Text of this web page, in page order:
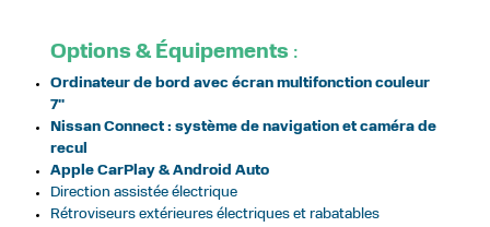
Options & Équipements :
Ordinateur de bord avec écran multifonction couleur
7"
Nissan Connect : système de navigation et caméra de
recul
Apple CarPlay & Android Auto
Direction assistée électrique
Rétroviseurs extérieures électriques et rabatables